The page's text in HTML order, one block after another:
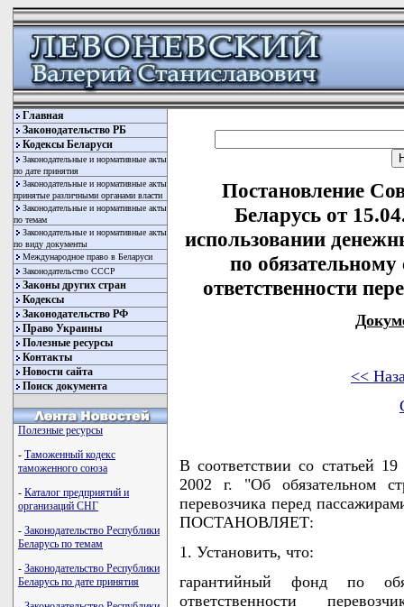
Главная
Законодательство РБ
Кодексы Беларуси
Законодательные и нормативные акты
по дате принятия
Законодательные и нормативные акты
принятые различными органами власти
Законодательные и нормативные акты
по темам
Законодательные и нормативные акты
по виду документы
Международное право в Беларуси
Законодательство СССР
Законы других стран
Кодексы
Законодательство РФ
Право Украины
Полезные ресурсы
Контакты
Новости сайта
Поиск документа
Полезные ресурсы
- Таможенный кодекс
таможенного союза
- Каталог предприятий и
организаций СНГ
- Законодательство Республики
Беларусь по темам
- Законодательство Республики
Беларусь по дате принятия
Постановление
Беларусь от
использовании
по
ответственности
<<
В соответствии со статьей 19
2002 г. "Об обязательном
перевозчика перед
ПОСТАНОВЛЯЕТ:
1. Установить, что:
гарантийный фонд по
ответственности